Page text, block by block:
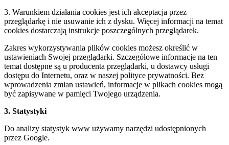
3. Warunkiem działania cookies jest ich akceptacja przez
przeglądarkę i nie usuwanie ich z dysku. Więcej informacji na temat
cookies dostarczają instrukcje poszczególnych przeglądarek.
Zakres wykorzystywania plików cookies możesz określić w
ustawieniach Swojej przeglądarki. Szczegółowe informacje na ten
temat dostępne są u producenta przeglądarki, u dostawcy usługi
dostępu do Internetu, oraz w naszej polityce prywatności. Bez
wprowadzenia zmian ustawień, informacje w plikach cookies mogą
być zapisywane w pamięci Twojego urządzenia.
3. Statystyki
Do analizy statystyk www używamy narzędzi udostępnionych
przez Google.